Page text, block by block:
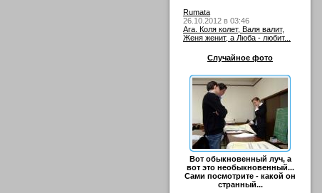
Rumata
26.10.2012 в 03:46
Ага. Коля колет, Валя валит,
Женя женит, а Люба - любит...
Случайное фото
Вот обыкновенный луч, а
вот это необыкновенный...
Сами посмотрите - какой он
странный...